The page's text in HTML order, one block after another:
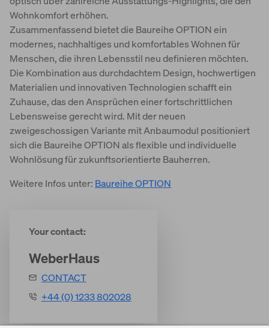
Wohnkomfort erhöhen.
Zusammenfassend bietet die Baureihe OPTION ein
modernes, nachhaltiges und komfortables Wohnen für
Menschen, die ihren Lebensstil neu definieren möchten.
Die Kombination aus durchdachtem Design, hochwertigen
Materialien und innovativen Technologien schafft ein
Zuhause, das den Ansprüchen einer fortschrittlichen
Lebensweise gerecht wird. Mit der neuen
zweigeschossigen Variante mit Anbaumodul positioniert
sich die Baureihe OPTION als flexible und individuelle
Wohnlösung für zukunftsorientierte Bauherren.
Weitere Infos unter: Baureihe OPTION
Your contact:
WeberHaus
CONTACT
+44 (0) 1233 802028